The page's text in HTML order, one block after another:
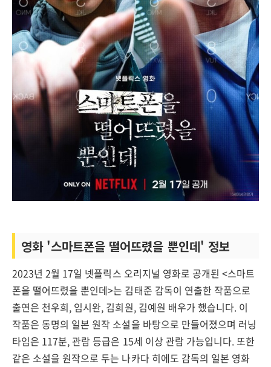
영화 '스마트폰을 떨어뜨렸을 뿐인데' 정보
2023년 2월 17일 넷플릭스 오리지널 영화로 공개된 <스마트
폰을 떨어뜨렸을 뿐인데>는 김태준 감독이 연출한 작품으로
출연은 천우희, 임시완, 김희원, 김예원 배우가 했습니다. 이
작품은 동명의 일본 원작 소설을 바탕으로 만들어졌으며 러닝
타임은 117분, 관람 등급은 15세 이상 관람 가능입니다. 또한
같은 소설을 원작으로 두는 나카다 히에도 감독의 일본 영화